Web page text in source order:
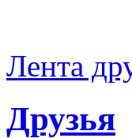
Лента
Друзья